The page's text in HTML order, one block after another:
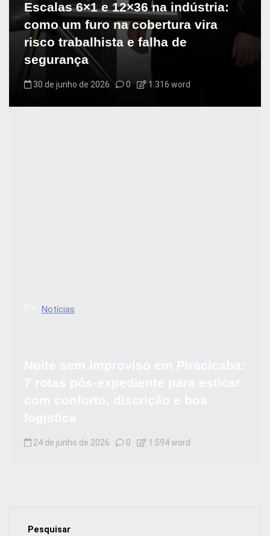
Escalas 6×1 e 12×36 na indústria:
como um furo na cobertura vira
risco trabalhista e falha de
segurança
30 de junho de 2026 0 1.316 word
Notícias
24 de junho de 2026 0 1.594 word
Pesquisar